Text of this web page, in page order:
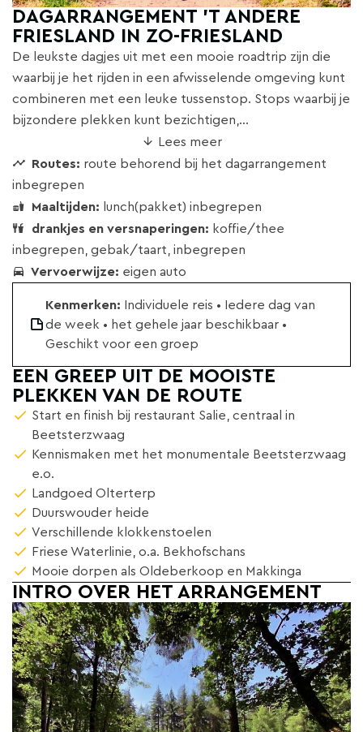
DAGARRANGEMENT 'T ANDERE
FRIESLAND IN ZO-FRIESLAND
De leukste dagjes uit met een mooie roadtrip zijn die
waarbij je het rijden in een afwisselende omgeving kunt
combineren met een leuke tussenstop. Stops waarbij je
bijzondere plekken kunt bezichtigen,...
Lees meer
Routes: route behorend bij het dagarrangement
inbegrepen
Maaltijden: lunch(pakket) inbegrepen
drankjes en versnaperingen: koffie/thee
inbegrepen, gebak/taart, inbegrepen
Vervoerwijze: eigen auto
Kenmerken: Individuele reis • Iedere dag van
de week • het gehele jaar beschikbaar •
Geschikt voor een groep
EEN GREEP UIT DE MOOISTE
PLEKKEN VAN DE ROUTE
Start en finish bij restaurant Salie, centraal in
Beetsterzwaag
Kennismaken met het monumentale Beetsterzwaag
e.o.
Landgoed Olterterp
Duurswouder heide
Verschillende klokkenstoelen
Friese Waterlinie, o.a. Bekhofschans
Mooie dorpen als Oldeberkoop en Makkinga
INTRO OVER HET ARRANGEMENT